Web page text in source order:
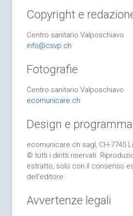
Copyright e
Centro sanitario Valposchiavo
info@csvp.ch
Fotografie
Centro sanitario Valposchiavo
ecomunicare.ch
Design e
ecomunicare.ch sagl, CH-7745
© tutti i diritti riservati.
estratto, solo con il consenso
dell'editore.
Avvertenze legali